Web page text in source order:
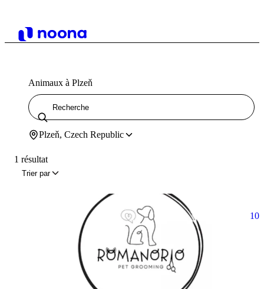
Animaux à Plzeň
Plzeň, Czech Republic
1 résultat
Trier par
10